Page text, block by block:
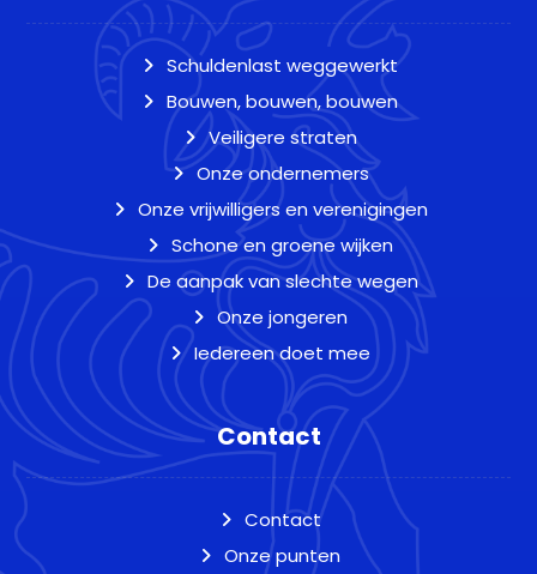
Schuldenlast weggewerkt
Bouwen, bouwen, bouwen
Veiligere straten
Onze ondernemers
Onze vrijwilligers en verenigingen
Schone en groene wijken
De aanpak van slechte wegen
Onze jongeren
Iedereen doet mee
Contact
Contact
Onze punten